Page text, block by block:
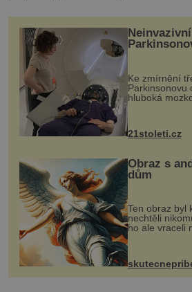
Ke zmírnění
Parkinsonovu
hluboká
však vyžaduje
k dostatečně
21stoleti.cz
Obraz s
dům
Ten obraz byl
nechtěli
ho ale vraceli
manželem
chaloupku,
Čech, kde